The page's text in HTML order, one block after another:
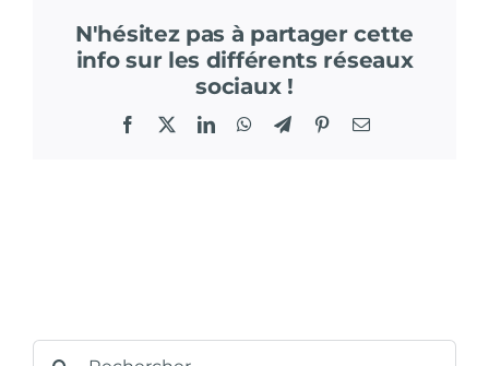
N'hésitez pas à partager cette
info sur les différents réseaux
sociaux !
Facebook LinkedInWhatsApp
TelegramPinterestEmail
Rechercher: